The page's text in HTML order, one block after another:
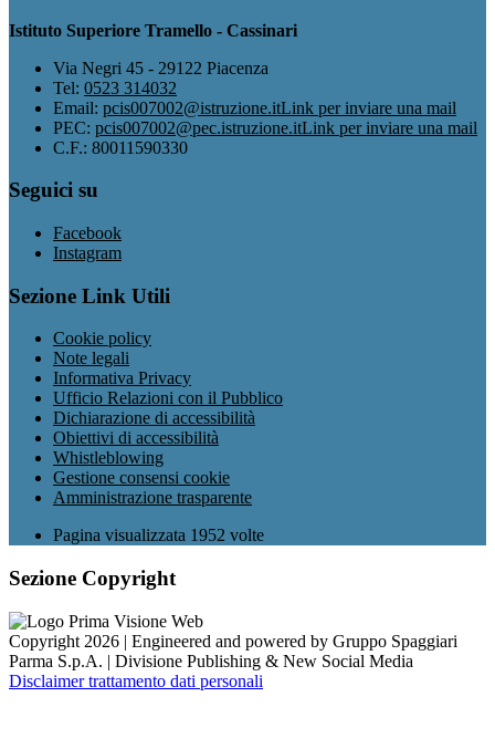
Istituto Superiore Tramello - Cassinari
Via Negri 45 - 29122 Piacenza
Tel: 0523 314032
Email: pcis007002@istruzione.itLink per inviare una mail
PEC: pcis007002@pec.istruzione.itLink per inviare una mail
C.F.: 80011590330
Seguici su
Facebook
Instagram
Sezione Link Utili
Cookie policy
Note legali
Informativa Privacy
Ufficio Relazioni con il Pubblico
Dichiarazione di accessibilità
Obiettivi di accessibilità
Whistleblowing
Gestione consensi cookie
Amministrazione trasparente
Pagina visualizzata 1952 volte
Sezione Copyright
Copyright 2026 | Engineered and powered by Gruppo Spaggiari
Parma S.p.A. | Divisione Publishing & New Social Media
Disclaimer trattamento dati personali